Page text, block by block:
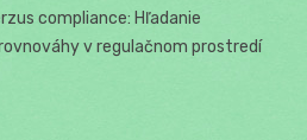
compliance: Hľadanie
v regulačnom prostredí